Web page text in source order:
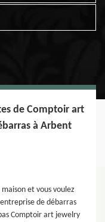
de Comptoir art
à Arbent
et vous voulez
de débarras
Comptoir art jewelry